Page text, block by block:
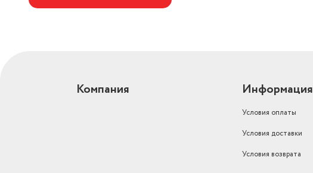
Компания Информация
Условия оплаты
Условия доставки
Условия возврата